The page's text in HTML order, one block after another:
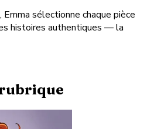
, Emma sélectionne chaque pièce
histoires authentiques — la
rubrique